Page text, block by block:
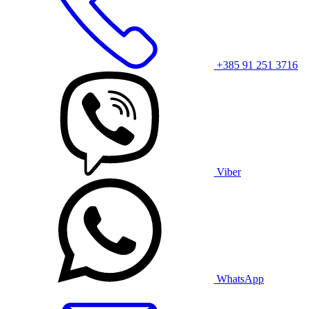
+385 91 251 3716
Viber
WhatsApp